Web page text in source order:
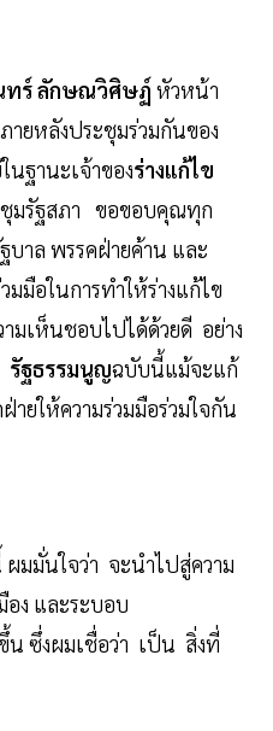
ทร์ ลักษณวิศิษฏ์ หัวหน้า
ายหลังประชุมร่วมกันของ
นฐานะเจ้าของร่างแก้ไข
มรัฐสภา ขอขอบคุณทุก
บาล พรรคฝ่ายค้าน และ
มือในการทำให้ร่างแก้ไข
เห็นชอบไปได้ด้วยดี อย่าง
รัฐธรรมนูญฉบับนี้แม้จะแก้
ายให้ความร่วมมือร่วมใจกัน
มมั่นใจว่า จะนำไปสู่ความ
อง และระบอบ
น ซึ่งผมเชื่อว่า เป็น สิ่งที่